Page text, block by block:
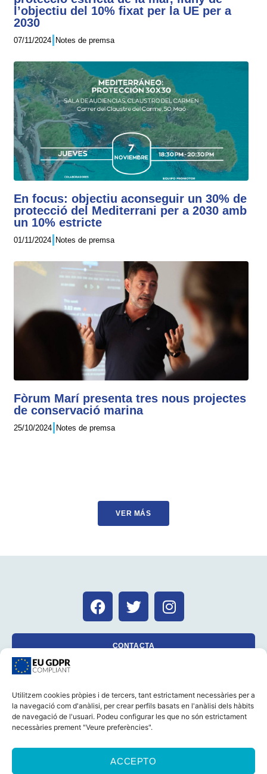
Utilitzem cookies pròpies i de tercers, tant estrictament necessàries per a
la navegació com d'anàlisi, per crear perfils basats en l'anàlisi dels hàbits
de navegació de l'usuari. Podeu configurar les que no són estrictament
necessàries prement "Veure preferències".
ACCEPTO
l’objectiu del 10% fixat per la UE per a
2030
07/11/2024 Notes de premsa
En focus: objectiu aconseguir un 30% de
protecció del Mediterrani per a 2030 amb
un 10% estricte
01/11/2024 Notes de premsa
Fòrum Marí presenta tres nous projectes
de conservació marina
25/10/2024 Notes de premsa
VER MÁS
CONTACTA
CASTELLANO CATALÀ
AVÍS LEGAL
POLÍTICA DE GALETES (UE)
POLÍTICA DE PRIVACITAT